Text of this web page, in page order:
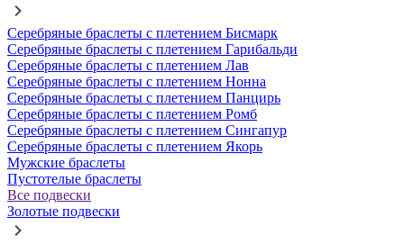
Серебряные браслеты с плетением Бисмарк
Серебряные браслеты с плетением Гарибальди
Серебряные браслеты с плетением Лав
Серебряные браслеты с плетением Нонна
Серебряные браслеты с плетением Панцирь
Серебряные браслеты с плетением Ромб
Серебряные браслеты с плетением Сингапур
Серебряные браслеты с плетением Якорь
Мужские браслеты
Пустотелые браслеты
Все подвески
Золотые подвески